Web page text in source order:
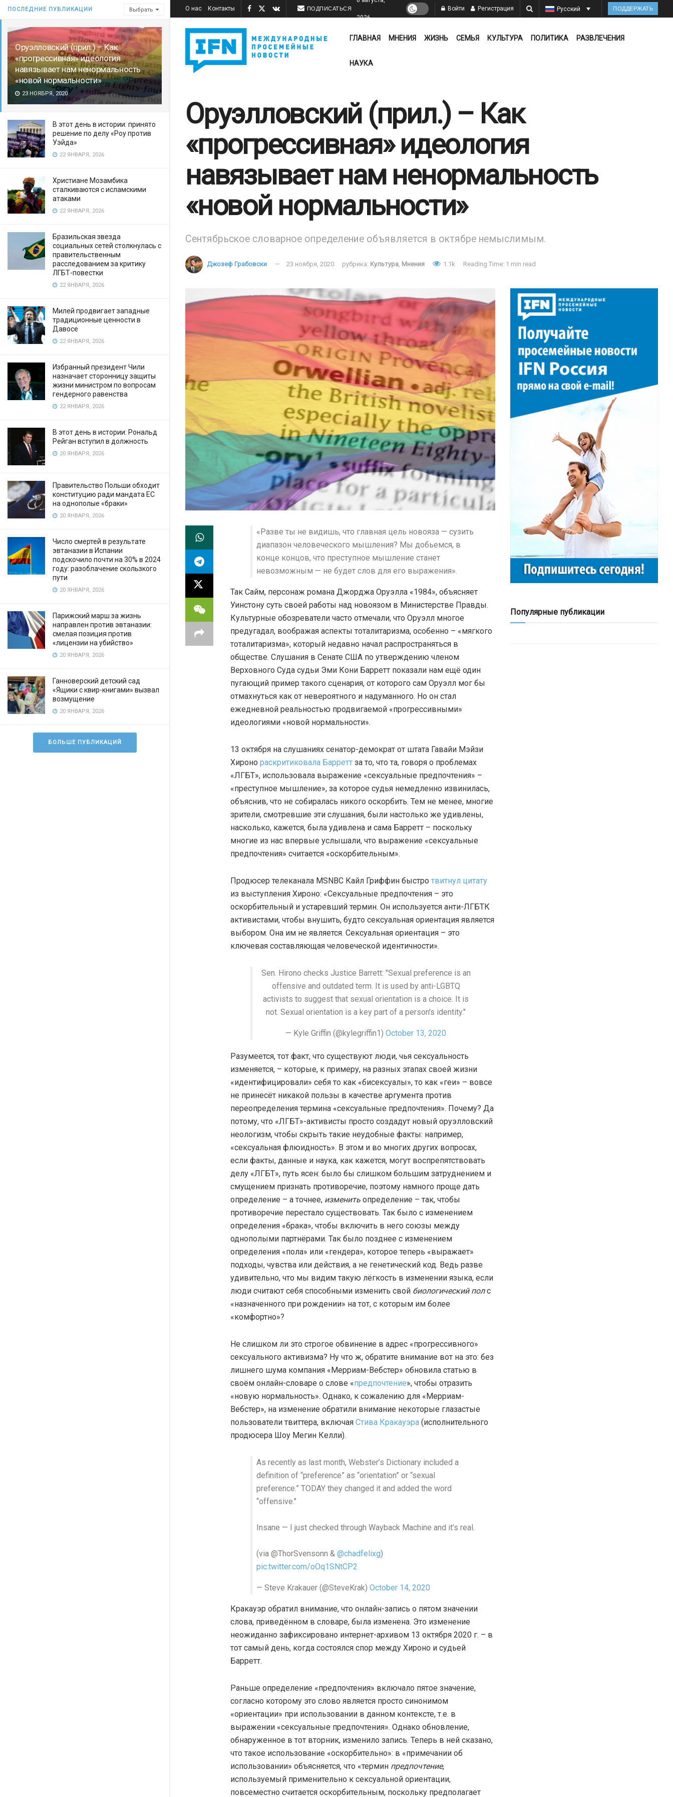
ПОСЛЕДНИЕ ПУБЛИКАЦИИ Выбрать
Оруэлловский (прил.) – Как
«прогрессивная» идеология
навязывает нам ненормальность
«новой нормальности»
23 НОЯБРЯ, 2020
В этот день в истории: принято
решение по делу «Роу против
Уэйда»
22 ЯНВАРЯ, 2026
Христиане Мозамбика
сталкиваются с исламскими
атаками
22 ЯНВАРЯ, 2026
Бразильская звезда
социальных сетей столкнулась с
правительственным
расследованием за критику
ЛГБТ-повестки
22 ЯНВАРЯ, 2026
Милей продвигает западные
традиционные ценности в
Давосе
22 ЯНВАРЯ, 2026
Избранный президент Чили
назначает сторонницу защиты
жизни министром по вопросам
гендерного равенства
22 ЯНВАРЯ, 2026
В этот день в истории: Рональд
Рейган вступил в должность
20 ЯНВАРЯ, 2026
Правительство Польши обходит
конституцию ради мандата ЕС
на однополые «браки»
20 ЯНВАРЯ, 2026
Число смертей в результате
эвтаназии в Испании
подскочило почти на 30% в 2024
году: разоблачение скользкого
пути
20 ЯНВАРЯ, 2026
Парижский марш за жизнь
направлен против эвтаназии:
смелая позиция против
«лицензии на убийство»
20 ЯНВАРЯ, 2026
Ганноверский детский сад
«Ящики с квир-книгами» вызвал
возмущение
20 ЯНВАРЯ, 2026
БОЛЬШЕ ПУБЛИКАЦИЙ
О нас Контакты ПОДПИСАТЬСЯ
2026
Войти Регистрация Русский ПОДДЕРЖАТЬ
ГЛАВНАЯ МНЕНИЯ ЖИЗНЬ СЕМЬЯ КУЛЬТУРА ПОЛИТИКА РАЗВЛЕЧЕНИЯ
НАУКА
Оруэлловский (прил.) – Как
«прогрессивная» идеология
навязывает нам ненормальность
«новой нормальности»
Сентябрьское словарное определение объявляется в октябре немыслимым.
Джозеф Грабовски 23 ноября, 2020 рубрика: Культура, Мнения 1.1k Reading Time: 1 min read
«Разве ты не видишь, что главная цель новояза — сузить
диапазон человеческого мышления? Мы добьемся, в
конце концов, что преступное мышление станет
невозможным — не будет слов для его выражения».
Так Сайм, персонаж романа Джорджа Оруэлла «1984», объясняет
Уинстону суть своей работы над новоязом в Министерстве Правды.
Культурные обозреватели часто отмечали, что Оруэлл многое
предугадал, воображая аспекты тоталитаризма, особенно – «мягкого
тоталитаризма», который недавно начал распространяться в
обществе. Слушания в Сенате США по утверждению членом
Верховного Суда судьи Эми Кони Барретт показали нам ещё один
пугающий пример такого сценария, от которого сам Оруэлл мог бы
отмахнуться как от невероятного и надуманного. Но он стал
ежедневной реальностью продвигаемой «прогрессивными»
идеологиями «новой нормальности».
13 октября на слушаниях сенатор-демократ от штата Гавайи Мэйзи
Хироно раскритиковала Барретт за то, что та, говоря о проблемах
«ЛГБТ», использовала выражение «сексуальные предпочтения» –
«преступное мышление», за которое судья немедленно извинилась,
объяснив, что не собиралась никого оскорбить. Тем не менее, многие
зрители, смотревшие эти слушания, были настолько же удивлены,
насколько, кажется, была удивлена и сама Барретт – поскольку
многие из нас впервые услышали, что выражение «сексуальные
предпочтения» считается «оскорбительным».
Продюсер телеканала MSNBC Кайл Гриффин быстро твитнул цитату
из выступления Хироно: «Сексуальные предпочтения – это
оскорбительный и устаревший термин. Он используется анти-ЛГБТК
активистами, чтобы внушить, будто сексуальная ориентация является
выбором. Она им не является. Сексуальная ориентация – это
ключевая составляющая человеческой идентичности».
Sen. Hirono checks Justice Barrett: "Sexual preference is an
offensive and outdated term. It is used by anti-LGBTQ
activists to suggest that sexual orientation is a choice. It is
not. Sexual orientation is a key part of a person's identity."
— Kyle Griffin (@kylegriffin1)October 13, 2020
Разумеется, тот факт, что существуют люди, чья сексуальность
изменяется, – которые, к примеру, на разных этапах своей жизни
«идентифицировали» себя то как «бисексуалы», то как «геи» – вовсе
не принесёт никакой пользы в качестве аргумента против
переопределения термина «сексуальные предпочтения». Почему? Да
потому, что «ЛГБТ»-активисты просто создадут новый оруэлловский
неологизм, чтобы скрыть такие неудобные факты: например,
«сексуальная флюидность». В этом и во многих других вопросах,
если факты, данные и наука, как кажется, могут воспрепятствовать
делу «ЛГБТ», путь ясен: было бы слишком большим затруднением и
смущением признать противоречие, поэтому намного проще дать
определение – а точнее, изменить определение – так, чтобы
противоречие перестало существовать. Так было с изменением
определения «брака», чтобы включить в него союзы между
однополыми партнёрами. Так было позднее с изменением
определения «пола» или «гендера», которое теперь «выражает»
подходы, чувства или действия, а не генетический код. Ведь разве
удивительно, что мы видим такую лёгкость в изменении языка, если
люди считают себя способными изменить свой биологический полс
«назначенного при рождении» на тот, с которым им более
«комфортно»?
Не слишком ли это строгое обвинение в адрес «прогрессивного»
сексуального активизма? Ну что ж, обратите внимание вот на это: без
лишнего шума компания «Мерриам-Вебстер» обновила статью в
своём онлайн-словаре о слове «предпочтение», чтобы отразить
«новую нормальность». Однако, к сожалению для «Мерриам-
Вебстер», на изменение обратили внимание некоторые глазастые
пользователи твиттера, включая Стива Кракауэра (исполнительного
продюсера Шоу Мегин Келли).
As recently as last month, Webster’s Dictionary included a
definition of “preference” as “orientation” or “sexual
preference.” TODAY they changed it and added the word
“offensive."
Insane — I just checked through Wayback Machine and it’s real.
(via @ThorSvensonn & @chadfelixg)
pic.twitter.com/oOq1SNtCP2
— Steve Krakauer (@SteveKrak) October 14, 2020
Кракауэр обратил внимание, что онлайн-запись о пятом значении
слова, приведённом в словаре, была изменена. Это изменение
неожиданно зафиксировано интернет-архивом 13 октября 2020 г. – в
тот самый день, когда состоялся спор между Хироно и судьей
Барретт.
Раньше определение «предпочтения» включало пятое значение,
согласно которому это слово является просто синонимом
«ориентации» при использовании в данном контексте, т.е. в
выражении «сексуальные предпочтения». Однако обновление,
обнаруженное в тот вторник, изменило запись. Теперь в ней сказано,
что такое использование «оскорбительно»: в «примечании об
использовании» объясняется, что «термин предпочтение,
используемый применительно к сексуальной ориентации,
повсеместно считается оскорбительным, поскольку предполагает
Популярные публикации